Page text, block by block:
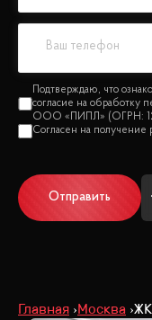
Отправить
Главная Москва